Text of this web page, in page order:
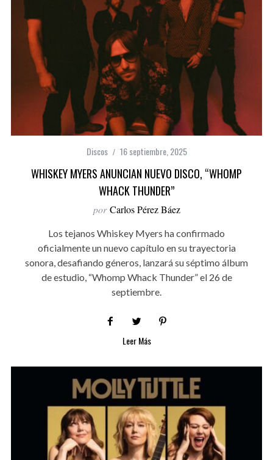
Discos 16 septiembre, 2025
WHISKEY MYERS ANUNCIAN NUEVO DISCO, “WHOMP
WHACK THUNDER”
por Carlos Pérez Báez
Los tejanos Whiskey Myers ha confirmado
oficialmente un nuevo capítulo en su trayectoria
sonora, desafiando géneros, lanzará su séptimo álbum
de estudio, “Whomp Whack Thunder” el 26 de
septiembre.
Leer Más